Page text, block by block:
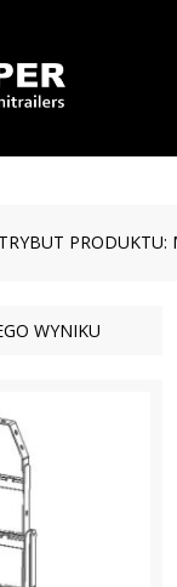
PRODUKTU:
WYNIKU